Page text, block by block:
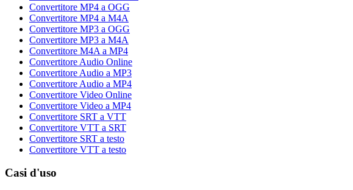
Convertitore MP4 a OGG
Convertitore MP4 a M4A
Convertitore MP3 a OGG
Convertitore MP3 a M4A
Convertitore M4A a MP4
Convertitore Audio Online
Convertitore Audio a MP3
Convertitore Audio a MP4
Convertitore Video Online
Convertitore Video a MP4
Convertitore SRT a VTT
Convertitore VTT a SRT
Convertitore SRT a testo
Convertitore VTT a testo
Casi d'uso